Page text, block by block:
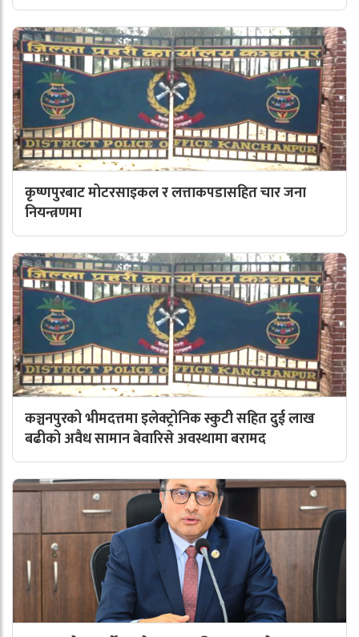
कृष्णपुरबाट मोटरसाइकल र लत्ताकपडासहित चार जना
नियन्त्रणमा
कञ्चनपुरको भीमदत्तमा इलेक्ट्रोनिक स्कुटी सहित दुई लाख
बढीको अवैध सामान बेवारिसे अवस्थामा बरामद